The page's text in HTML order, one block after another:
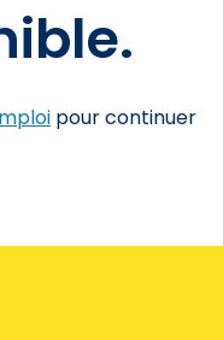
pour continuer